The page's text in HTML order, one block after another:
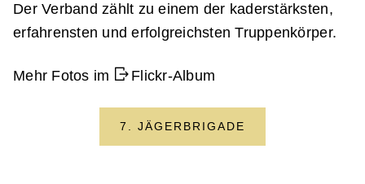
Der Verband zählt zu einem der kaderstärksten,
erfahrensten und erfolgreichsten Truppenkörper.
Mehr Fotos im Flickr-Album
7. JÄGERBRIGADE